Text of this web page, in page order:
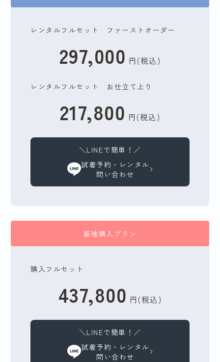
レンタルフルセット ファーストオーダー
297,000 円(税込)
レンタルフルセット お仕立て上り
217,800 円(税込)
＼LINEで簡単！／
試着予約・レンタル
問い合わせ
振袖購入プラン
購入フルセット
437,800 円(税込)
＼LINEで簡単！／
試着予約・レンタル
問い合わせ